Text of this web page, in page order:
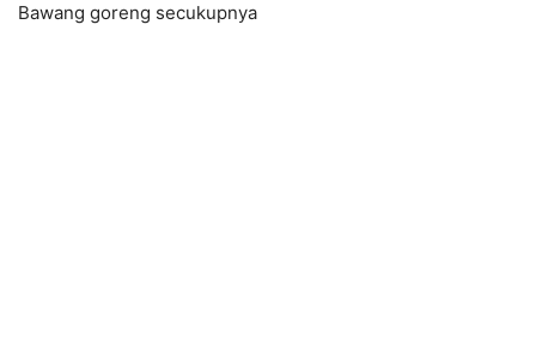
Bawang goreng secukupnya